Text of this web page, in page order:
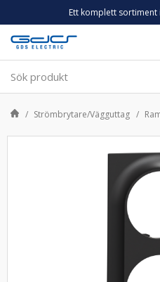
Ett komplett
Strömbrytare/Vägguttag